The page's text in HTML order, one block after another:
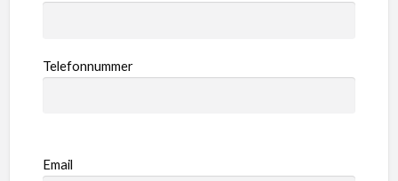
Telefonnummer
Email